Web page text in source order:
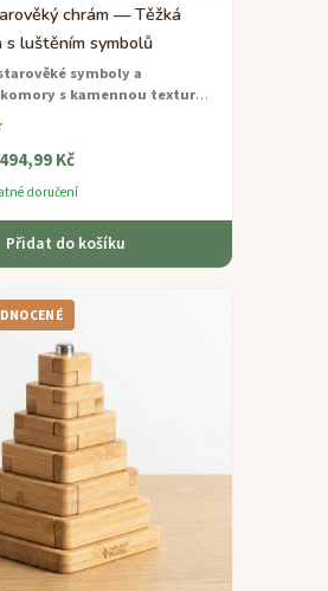
chrám — Těžká
s luštěním symbolů
symboly a
s kamennou texturou
dřevěná úniková hra
objevem.
Kč
doručení
Přidat do košíku